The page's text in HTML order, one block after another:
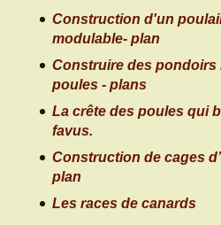
Construction d'un
modulable- plan
Construire des
poules - plans
La crête des poules qui
favus.
Construction de cages
plan
Les races de canards